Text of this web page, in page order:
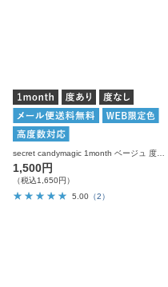
secret candymagic 1month ベージュ 度あり 度なし 1枚入り×2箱 計2枚 シークレットキャンディーマジック カラコン
1,500円
（税込1,650円）
5.00 （2）